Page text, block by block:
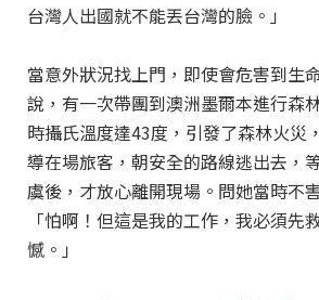
台灣人出國就不能丟台灣的臉。」
當意外狀況找上門，即使會危害到生
說，有一次帶團到澳洲墨爾本進行森
時攝氏溫度達43度，引發了森林火災
導在場旅客，朝安全的路線逃出去，
虞後，才放心離開現場。問她當時不
「怕啊！但這是我的工作，我必須先
憾。」